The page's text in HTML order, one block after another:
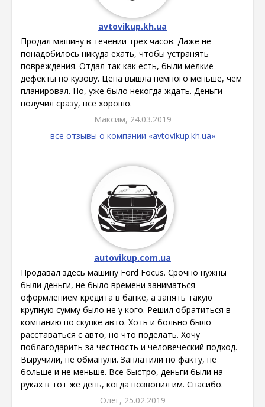
avtovikup.kh.ua
Продал машину в течении трех часов. Даже не
понадобилось никуда ехать, чтобы устранять
повреждения. Отдал так как есть, были мелкие
дефекты по кузову. Цена вышла немного меньше, чем
планировал. Но, уже было некогда ждать. Деньги
получил сразу, все хорошо.
Максим, 24.03.2019
все отзывы о компании «avtovikup.kh.ua»
autovikup.com.ua
Продавал здесь машину Ford Focus. Срочно нужны
были деньги, не было времени заниматься
оформлением кредита в банке, а занять такую
крупную сумму было не у кого. Решил обратиться в
компанию по скупке авто. Хоть и больно было
расставаться с авто, но что поделать. Хочу
поблагодарить за честность и человеческий подход.
Выручили, не обманули. Заплатили по факту, не
больше и не меньше. Все быстро, деньги были на
руках в тот же день, когда позвонил им. Спасибо.
Олег, 25.02.2019